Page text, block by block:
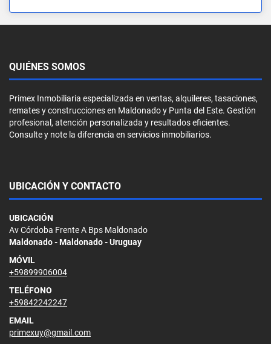
QUIÉNES SOMOS
Primex Inmobiliaria especializada en ventas, alquileres, tasaciones,
remates y construcciones en Maldonado y Punta del Este. Gestión
profesional, atención personalizada y resultados eficientes.
Consulte y note la diferencia en servicios inmobiliarios.
UBICACIÓN Y CONTACTO
UBICACIÓN
Av Córdoba Frente A Bps Maldonado
Maldonado - Maldonado - Uruguay
MÓVIL
+59899906004
TELÉFONO
+59842242247
EMAIL
primexuy@gmail.com